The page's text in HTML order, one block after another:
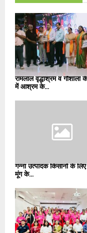
रामलाल वृद्धाश्रम व गौशाला
में आश्रम के...
गन्ना उत्पादक किसानों के लिए
मूंग के...